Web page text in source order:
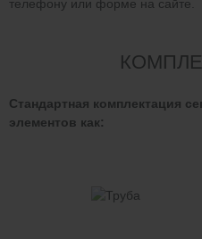
телефону или форме на сайте.
Стандартная комплектация
элементов как: